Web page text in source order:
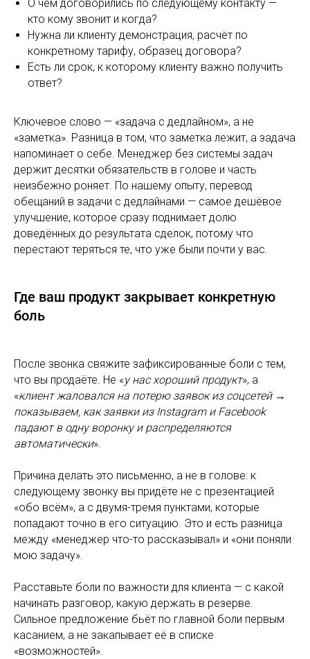
О чём договорились по следующему контакту —
кто кому звонит и когда?
Нужна ли клиенту демонстрация, расчёт по
конкретному тарифу, образец договора?
Есть ли срок, к которому клиенту важно получить
ответ?
Ключевое слово — «задача с дедлайном», а не
«заметка». Разница в том, что заметка лежит, а задача
напоминает о себе. Менеджер без системы задач
держит десятки обязательств в голове и часть
неизбежно роняет. По нашему опыту, перевод
обещаний в задачи с дедлайнами — самое дешёвое
улучшение, которое сразу поднимает долю
доведённых до результата сделок, потому что
перестают теряться те, что уже были почти у вас.
Где ваш продукт закрывает конкретную
боль
После звонка свяжите зафиксированные боли с тем,
что вы продаёте. Не «у нас хороший продукт», а
«клиент жаловался на потерю заявок из соцсетей →
показываем, как заявки из Instagram и Facebook
падают в одну воронку и распределяются
автоматически».
Причина делать это письменно, а не в голове: к
следующему звонку вы придёте не с презентацией
«обо всём», а с двумя-тремя пунктами, которые
попадают точно в его ситуацию. Это и есть разница
между «менеджер что-то рассказывал» и «они поняли
мою задачу».
Расставьте боли по важности для клиента — с какой
начинать разговор, какую держать в резерве.
Сильное предложение бьёт по главной боли первым
касанием, а не закапывает её в списке
«возможностей».